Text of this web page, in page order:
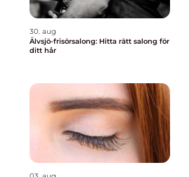
30. aug
Älvsjö-frisörsalong: Hitta rätt salong för
ditt hår